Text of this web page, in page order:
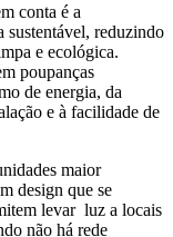
conta é a
sustentável, reduzindo
e ecológica.
poupanças
de energia, da
e à facilidade de
maior
design que se
levar luz a locais
não há rede